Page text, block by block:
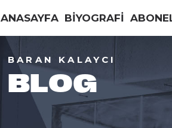
ANASAYFA BİYOGRAFİ
BARAN KALAYCI
BLOG